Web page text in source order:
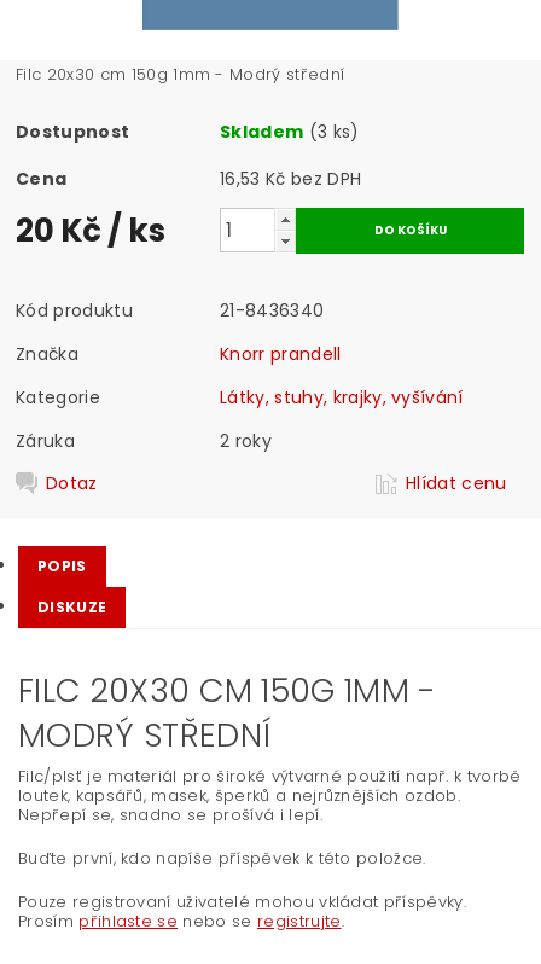
Filc 20x30 cm 150g 1mm - Modrý střední
Dostupnost Skladem (3 ks)
Cena
16,53 Kč bez DPH
20 Kč/ ks
Kód produktu
21-8436340
Značka
Knorr prandell
Kategorie
Látky, stuhy, krajky, vyšívání
Záruka
2 roky
Dotaz
Hlídat cenu
POPIS
DISKUZE
FILC 20X30 CM 150G 1MM -
MODRÝ STŘEDNÍ
Filc/plsť je materiál pro široké výtvarné použití např. k tvorbě
loutek, kapsářů, masek, šperků a nejrůznějších ozdob.
Nepřepí se, snadno se prošívá i lepí.
Buďte první, kdo napíše příspěvek k této položce.
Pouze registrovaní uživatelé mohou vkládat příspěvky.
Prosím přihlaste se nebo se registrujte.